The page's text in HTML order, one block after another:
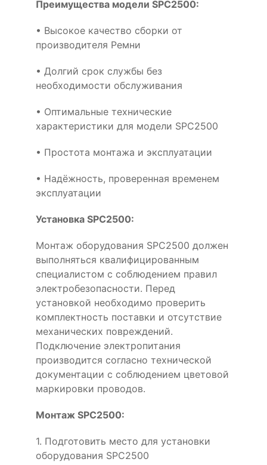
Преимущества модели SPC2500:
• Высокое качество сборки от
производителя Ремни
• Долгий срок службы без
необходимости обслуживания
• Оптимальные технические
характеристики для модели SPC2500
• Простота монтажа и эксплуатации
• Надёжность, проверенная временем
эксплуатации
Установка SPC2500:
Монтаж оборудования SPC2500 должен
выполняться квалифицированным
специалистом с соблюдением правил
электробезопасности. Перед
установкой необходимо проверить
комплектность поставки и отсутствие
механических повреждений.
Подключение электропитания
производится согласно технической
документации с соблюдением цветовой
маркировки проводов.
Монтаж SPC2500:
1. Подготовить место для установки
оборудования SPC2500